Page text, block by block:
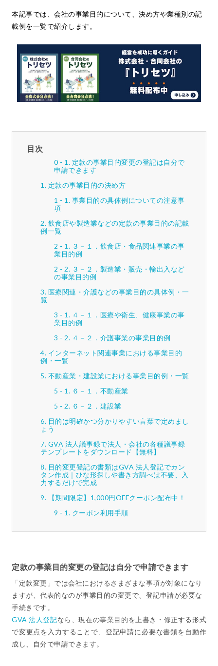
本記事では、会社の事業目的について、決め方や業種別の記
載例を一覧で紹介します。
目次
定款の事業目的変更の登記は自分で
申請できます
定款の事業目的の決め方
事業目的の具体例についての注意事
項
飲食店や製造業などの定款の事業目的の記載
例一覧
３－１．飲食店・食品関連事業の事
業目的例
３－２．製造業・販売・輸出入など
の事業目的例
医療関連・介護などの事業目的の具体例・一
覧
４－１．医療や衛生、健康事業の事
業目的例
４－２．介護事業の事業目的例
インターネット関連事業における事業目的
例・一覧
不動産業・建設業における事業目的例・一覧
６－１．不動産業
６－２．建設業
目的は明確かつ分かりやすい言葉で定めまし
ょう
GVA 法人議事録で法人・会社の各種議事録
テンプレートをダウンロード【無料】
目的変更登記の書類はGVA 法人登記でカン
タン作成｜ひな形探しや書き方調べは不要、入
力するだけで完成
【期間限定】1,000円OFFクーポン配布中！
クーポン利用手順
定款の事業目的変更の登記は自分で申請できます
「定款変更」では会社におけるさまざまな事項が対象になり
ますが、代表的なのが事業目的の変更で、登記申請が必要な
手続きです。
GVA 法人登記なら、現在の事業目的を上書き・修正する形式
で変更点を入力することで、登記申請に必要な書類を自動作
成し、自分で申請できます。